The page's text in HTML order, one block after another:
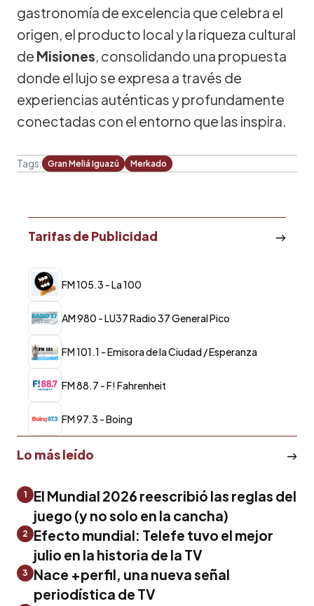
gastronomía de excelencia que celebra el
origen, el producto local y la riqueza cultural
de Misiones, consolidando una propuesta
donde el lujo se expresa a través de
experiencias auténticas y profundamente
conectadas con el entorno que las inspira.
Tags: Gran Meliá Iguazú Merkado
Tarifas de Publicidad
FM 105.3 - La 100
AM 980 - LU37 Radio 37 General Pico
FM 101.1 - Emisora de la Ciudad / Esperanza
FM 88.7 - F! Fahrenheit
FM 97.3 - Boing
Lo más leído
1
El Mundial 2026 reescribió las reglas del
juego (y no solo en la cancha)
2
Efecto mundial: Telefe tuvo el mejor
julio en la historia de la TV
3
Nace +perfil, una nueva señal
periodística de TV